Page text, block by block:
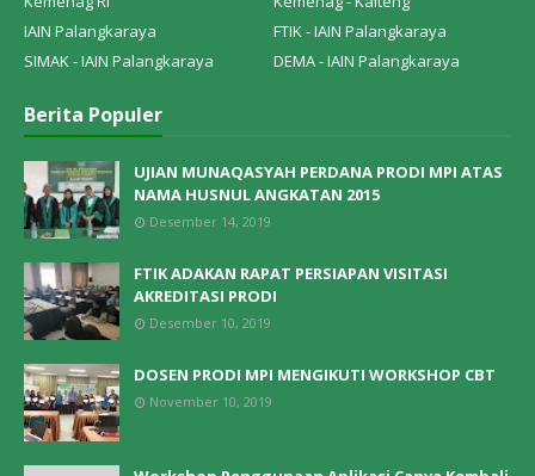
IAIN Palangkaraya
FTIK - IAIN Palangkaraya
SIMAK - IAIN Palangkaraya
DEMA - IAIN Palangkaraya
Berita Populer
UJIAN MUNAQASYAH PERDANA PRODI MPI ATAS
NAMA HUSNUL ANGKATAN 2015
Desember 14, 2019
FTIK ADAKAN RAPAT PERSIAPAN VISITASI
AKREDITASI PRODI
Desember 10, 2019
DOSEN PRODI MPI MENGIKUTI WORKSHOP CBT
November 10, 2019